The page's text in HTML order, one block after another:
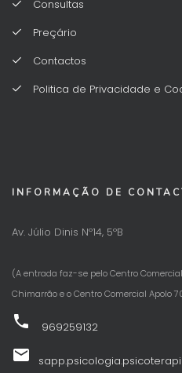
Consultas
Preçário
Contactos
Politica de Privacidade e
INFORMAÇÃO DE
Av. Júlio Dinis Nº14, 5ºB
(A entrada faz-se pelo Centro
Chimarrão e o Centro Comercial Apolo
phone 969259132
email